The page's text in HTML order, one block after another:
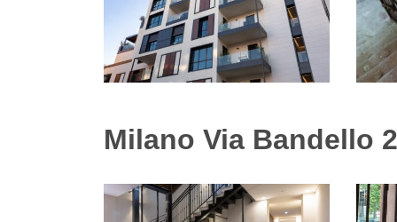
Milano Via Bandello